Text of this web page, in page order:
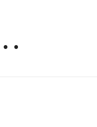
考报名时间